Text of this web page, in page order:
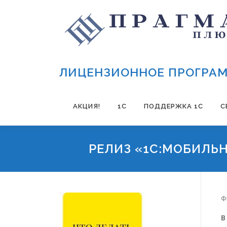
ЛИЦЕНЗИОННОЕ
АКЦИЯ! 1С ПОДДЕРЖКА 1С
РЕЛИЗ